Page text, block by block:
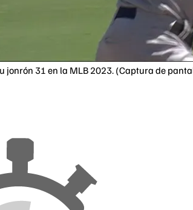
jonrón 31 en la MLB 2023. (Captura de